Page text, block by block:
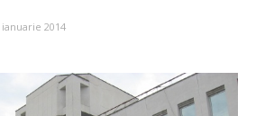
ianuarie 2014